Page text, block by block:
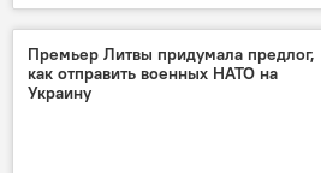
икона
ЕС
Премьер Литвы придумала предлог,
как отправить военных НАТО на
Украину